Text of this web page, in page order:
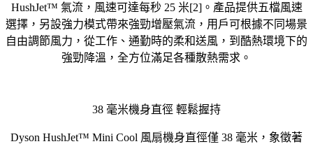
HushJet™ 氣流，風速可達每秒 25 米[2]。產品提供五檔風速
選擇，另設強力模式帶來強勁增壓氣流，用戶可根據不同場景
自由調節風力，從工作、通勤時的柔和送風，到酷熱環境下的
強勁降溫，全方位滿足各種散熱需求。
38 毫米機身直徑 輕鬆握持
Dyson HushJet™ Mini Cool 風扇機身直徑僅 38 毫米，象徵著